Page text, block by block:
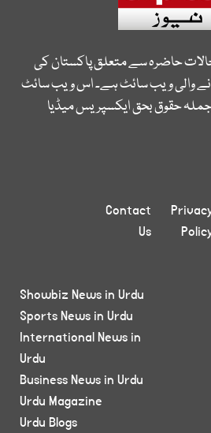
حاضرہ سے متعلق پاکستان کی
والی ویب سائٹ ہے۔ اس ویب سائٹ
جملہ حقوق بحق ایکسپریس میڈیا
Contact
Us
Showbiz News in Urdu
Sports News in Urdu
International News in
Urdu
Business News in Urdu
Urdu Magazine
Urdu Blogs